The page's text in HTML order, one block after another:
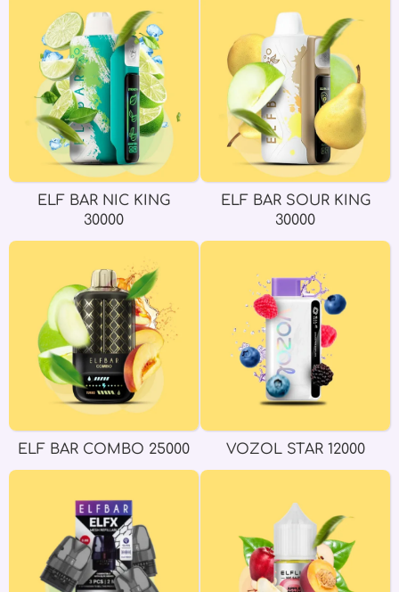
ELF BAR NIC KING
30000
ELF BAR SOUR KING
30000
ELF BAR COMBO 25000 VOZOL STAR 12000